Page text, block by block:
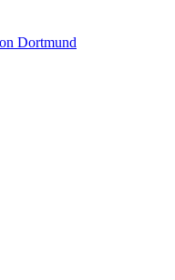
Dortmund